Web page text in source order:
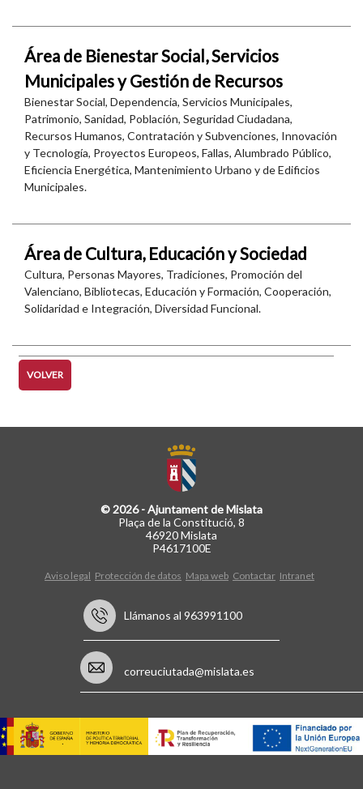
Área de Bienestar Social, Servicios
Municipales y Gestión de Recursos
Bienestar Social, Dependencia, Servicios Municipales,
Patrimonio, Sanidad, Población, Seguridad Ciudadana,
Recursos Humanos, Contratación y Subvenciones, Innovación
y Tecnología, Proyectos Europeos, Fallas, Alumbrado Público,
Eficiencia Energética, Mantenimiento Urbano y de Edificios
Municipales.
Área de Cultura, Educación y Sociedad
Cultura, Personas Mayores, Tradiciones, Promoción del
Valenciano, Bibliotecas, Educación y Formación, Cooperación,
Solidaridad e Integración, Diversidad Funcional.
VOLVER
© 2026 - Ajuntament de Mislata
Plaça de la Constitució, 8
46920 Mislata
P4617100E
Aviso legal Protección de datos Mapa web Contactar Intranet
Llámanos al 963991100
correuciutada@mislata.es